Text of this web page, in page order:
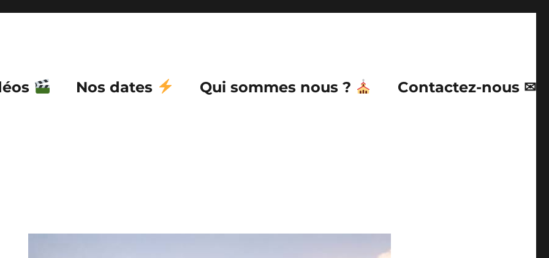
Nos dates Qui sommes nous ? Contactez-nous ✉